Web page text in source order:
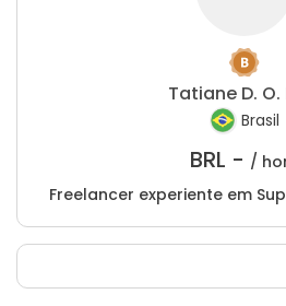
Tatiane D. O.
Brasil
BRL - /
Freelancer experiente em